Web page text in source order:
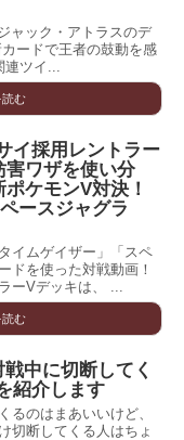
ャック・アトラスのデ
ードで王者の鼓動を感
ツイ...
む
イ採用レントラー
害ワザを使い分
ケモンV対決！
ースジャグラ
イムゲイザー」「スペ
ドを使った対戦動画！
ーVデッキは、 ...
む
戦中に切断してく
紹介します
るのはまあいいけど、
切断してくる人はちょ